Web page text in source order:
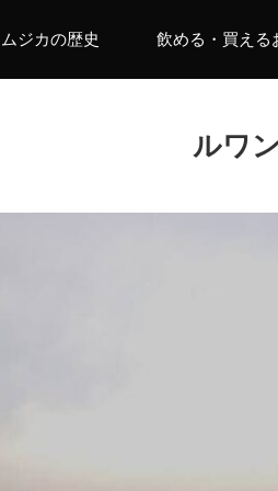
ムジカの歴史 飲める・買える
ルワ